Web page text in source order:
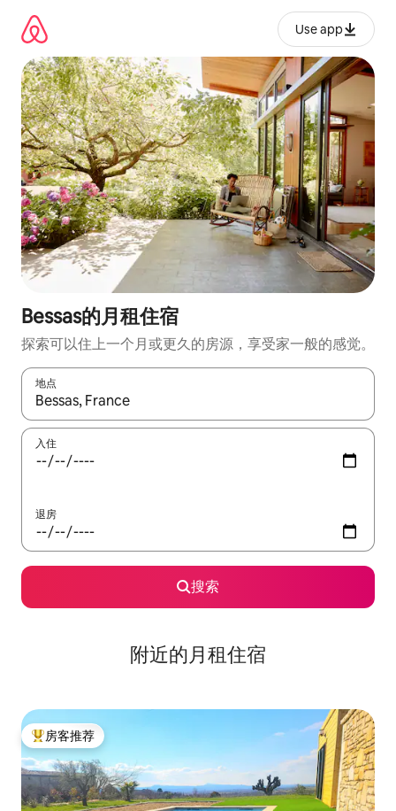
Use app
Bessas的月租住宿
探索可以住上一个月或更久的房源，享受家一般的感觉。
地点
如有搜索结果，请使用上下方向键查看，或通过点击或滑动手势
入住
退房
搜索
附近的月租住宿
热门「房客推荐」
房客推荐